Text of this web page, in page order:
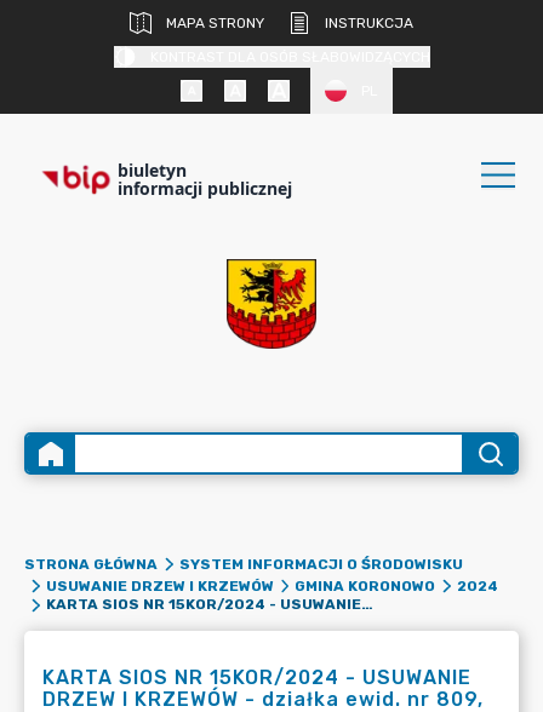
MAPA STRONY
INSTRUKCJA
biuletyn
informacji publicznej
STRONA GŁÓWNA
SYSTEM INFORMACJI O ŚRODOWISKU
USUWANIE DRZEW I KRZEWÓW
GMINA KORONOWO
2024
KARTA SIOS NR 15KOR/2024 - USUWANIE DRZEW I KRZEWÓW - DZIAŁKA EWID. NR 809, OBRĘB EWID. TRYSZCZYN, GMINA KORONOWO (DECYZJA)
KARTA SIOS NR 15KOR/2024 - USUWANIE
DRZEW I KRZEWÓW - działka ewid. nr 809,